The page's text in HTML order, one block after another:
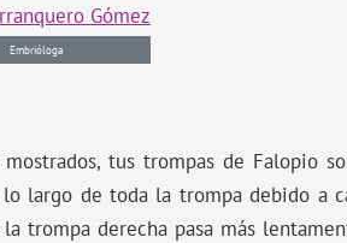
Gómez
Embrióloga
tus trompas de Falopio
largo de toda la trompa debido a
trompa derecha pasa más